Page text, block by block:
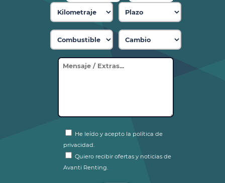
He leído y acepto la política de
privacidad.
Quiero recibir ofertas y noticias de
Avanti Renting.